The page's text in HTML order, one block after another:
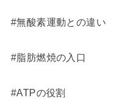
#無酸素運動との違い
#脂肪燃焼の入口
#ATPの役割